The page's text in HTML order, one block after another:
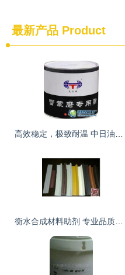
最新产品 Product